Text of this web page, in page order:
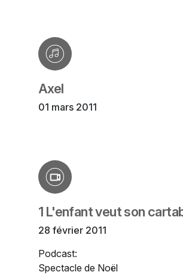
Axel
01 mars 2011
1 L'enfant veut son
28 février 2011
Podcast:
Spectacle de Noël